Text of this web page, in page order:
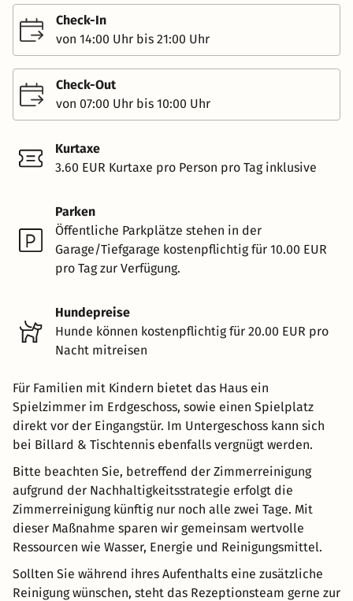
Check-In
von 14:00 Uhr bis 21:00 Uhr
Check-Out
von 07:00 Uhr bis 10:00 Uhr
Kurtaxe
3.60 EUR Kurtaxe pro Person pro Tag inklusive
Parken
Öffentliche Parkplätze stehen in der
Garage/Tiefgarage kostenpflichtig für 10.00 EUR
pro Tag zur Verfügung.
Hundepreise
Hunde können kostenpflichtig für 20.00 EUR pro
Nacht mitreisen
Für Familien mit Kindern bietet das Haus ein
Spielzimmer im Erdgeschoss, sowie einen Spielplatz
direkt vor der Eingangstür. Im Untergeschoss kann sich
bei Billard & Tischtennis ebenfalls vergnügt werden.
Bitte beachten Sie, betreffend der Zimmerreinigung
aufgrund der Nachhaltigkeitsstrategie erfolgt die
Zimmerreinigung künftig nur noch alle zwei Tage. Mit
dieser Maßnahme sparen wir gemeinsam wertvolle
Ressourcen wie Wasser, Energie und Reinigungsmittel.
Sollten Sie während ihres Aufenthalts eine zusätzliche
Reinigung wünschen, steht das Rezeptionsteam gerne zur